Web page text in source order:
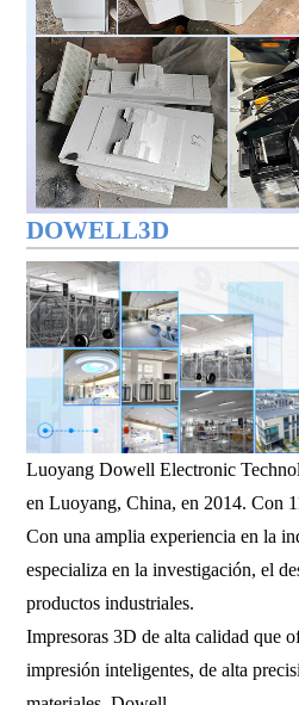
DOWELL3D
Luoyang Dowell Electronic
en Luoyang, China, en 2014. Con
Con una amplia experiencia en la
especializa en la investigación, el
productos industriales.
Impresoras 3D de alta calidad que
impresión inteligentes, de alta